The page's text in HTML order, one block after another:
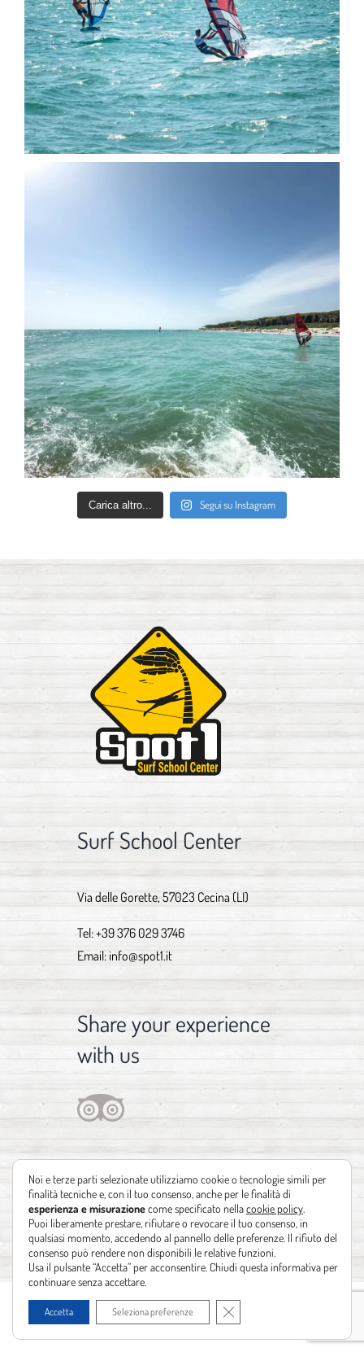
Carica altro... Segui su Instagram
Surf School Center
Via delle Gorette, 57023 Cecina (LI)
Tel:+39 376 029 3746
Email: info@spot1.it
Share your experience
with us
Copyright 2012 - 2021 | Design byIdentità Creative| Powered by
siti web Leonardo Barni
Noi e terze parti selezionate utilizziamo cookie o tecnologie simili per
finalità tecniche e, con il tuo consenso, anche per le finalità di
esperienza e misurazionecome specificato nellacookie policy
Puoi liberamente prestare, rifiutare o revocare il tuo consenso, in
qualsiasi momento, accedendo al pannello delle preferenze. Il rifiuto del
consenso può rendere non disponibili le relative funzioni.
Usa il pulsante “Accetta” per acconsentire. Chiudi questa informativa per
continuare senza accettare.
Accetta Seleziona preferenze Close GDPR Cookie Banner